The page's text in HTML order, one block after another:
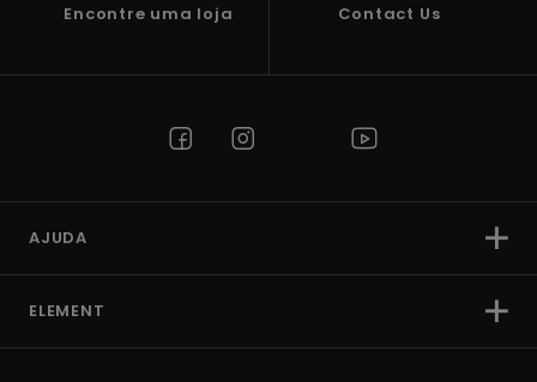
Encontre uma loja Contact Us
AJUDA
ELEMENT